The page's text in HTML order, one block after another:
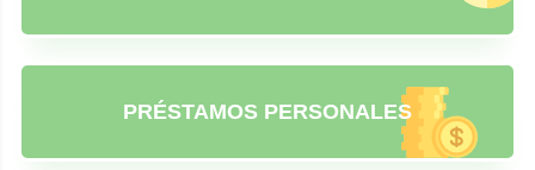
PRÉSTAMOS PERSONALES